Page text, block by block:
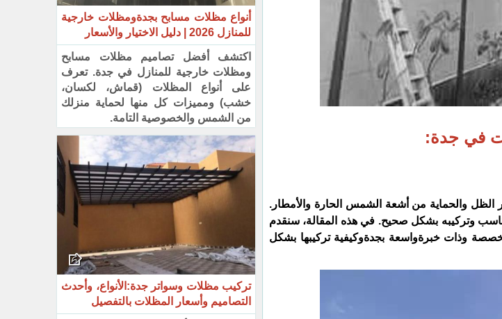
في جدة:
الظل والحماية من أشعة الشمس الحارة والأمطار.
وتركيبه بشكل صحيح. في هذه المقالة، سنقدم
وذات خبرةواسعة بجدةوكيفية تركيبها بشكل
أنواع مظلات مسابح بجدةومظلات خارجية
للمنازل 2026 | دليل الاختيار والأسعار
اكتشف أفضل تصاميم مظلات مسابح
ومظلات خارجية للمنازل في جدة. تعرف
على أنواع المظلات (قماش، لكسان،
خشب) ومميزات كل منها لحماية منزلك
من الشمس والخصوصية التامة.
تركيب مظلات وسواتر جدة:الأنواع، وأحدث
التصاميم وأسعار المظلات بالتفصيل